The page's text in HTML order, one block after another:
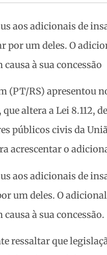
aos adicionais de
por um deles. O
à sua concessão
(PT/RS) apresentou
que altera a Lei 8.112,
públicos civis da
acrescentar o
aos adicionais de
um deles. O
à sua concessão.
ressaltar que